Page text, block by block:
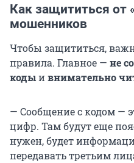
Как защититься от
мошенников
Чтобы защититься,
правила. Главное — не
кодыивнимательно
— Сообщение с кодом —
цифр. Там будут еще
нужен, будет
передавать третьим